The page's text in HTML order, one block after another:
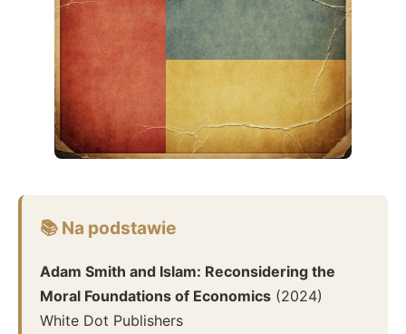
📚 Na podstawie
Adam Smith and Islam: Reconsidering the
Moral Foundations of Economics (2024)
White Dot Publishers